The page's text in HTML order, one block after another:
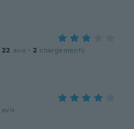
22 avis · 2 chargements
avis